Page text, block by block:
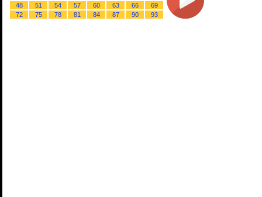
48
51 54 57 60 63 66
69
72
75 78 81 84 87 90 93